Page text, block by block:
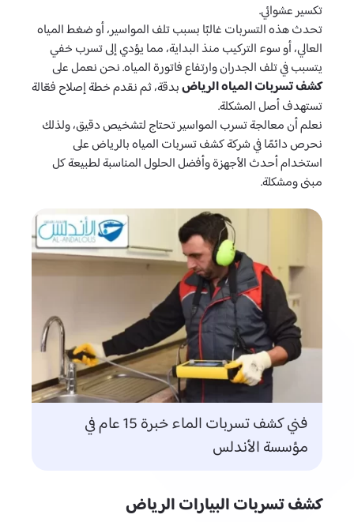
تكسير عشوائي.
تحدث هذه التسربات غالبًا بسبب تلف المواسير، أو ضغط المياه
العالي، أو سوء التركيب منذ البداية، مما يؤدي إلى تسرب خفي
يتسبب في تلف الجدران وارتفاع فاتورة المياه. نحن نعمل على
كشف تسربات المياه الرياضبدقة، ثم نقدم خطة إصلاح فعّالة
تستهدف أصل المشكلة.
نعلم أن معالجة تسرب المواسير تحتاج لتشخيص دقيق، ولذلك
نحرص دائمًا في شركة كشف تسربات المياه بالرياض على
استخدام أحدث الأجهزة وأفضل الحلول المناسبة لطبيعة كل
مبنى ومشكلة.
فني كشف تسربات الماء خبرة 15 عام في
مؤسسة الأندلس
كشف تسربات البيارات الرياض